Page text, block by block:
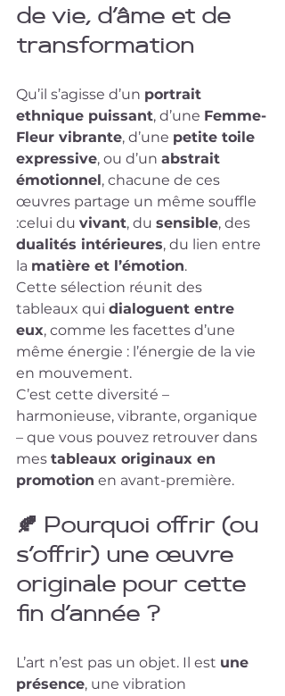
de vie, d’âme et de
transformation
Qu’il s’agisse d’un portrait
ethnique puissant, d’une Femme-
Fleur vibrante, d’une petite toile
expressive, ou d’un abstrait
émotionnel, chacune de ces
œuvres partage un même souffle
:celui du vivant, du sensible, des
dualités intérieures, du lien entre
la matière et l’émotion.
Cette sélection réunit des
tableaux qui dialoguent entre
eux, comme les facettes d’une
même énergie : l’énergie de la vie
en mouvement.
C’est cette diversité –
harmonieuse, vibrante, organique
– que vous pouvez retrouver dans
mes tableaux originaux en
promotion en avant-première.
🍂 Pourquoi offrir (ou
s’offrir) une œuvre
originale pour cette
fin d’année ?
L’art n’est pas un objet. Il est une
présence, une vibration